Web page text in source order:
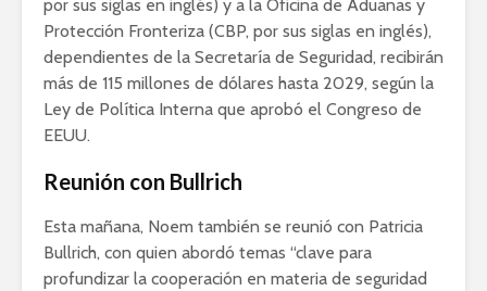
por sus siglas en inglés) y a la Oficina de Aduanas y
Protección Fronteriza (CBP, por sus siglas en inglés),
dependientes de la Secretaría de Seguridad, recibirán
más de 115 millones de dólares hasta 2029, según la
Ley de Política Interna que aprobó el Congreso de
EEUU.
Reunión con Bullrich
Esta mañana, Noem también se reunió con Patricia
Bullrich, con quien abordó temas “clave para
profundizar la cooperación en materia de seguridad